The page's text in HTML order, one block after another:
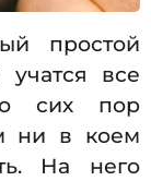
простой
все
сих пор
ни в коем
На него